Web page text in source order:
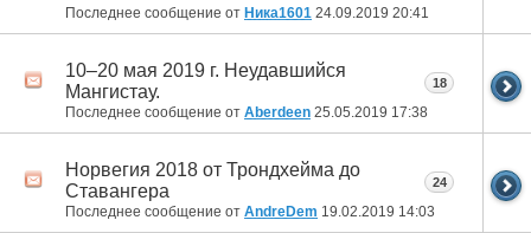
Последнее сообщение от Ника1601 24.09.2019 20:41
10–20 мая 2019 г. Неудавшийся
Мангистау.
Последнее сообщение от Aberdeen 25.05.2019 17:38
18
Норвегия 2018 от Трондхейма до
Ставангера
Последнее сообщение от AndreDem 19.02.2019 14:03
24